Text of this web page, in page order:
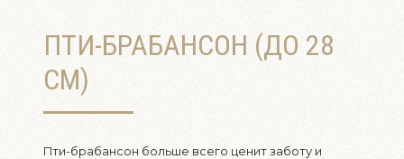
ПТИ-БРАБАНСОН (ДО 28
СМ)
Пти-брабансон больше всего ценит заботу и